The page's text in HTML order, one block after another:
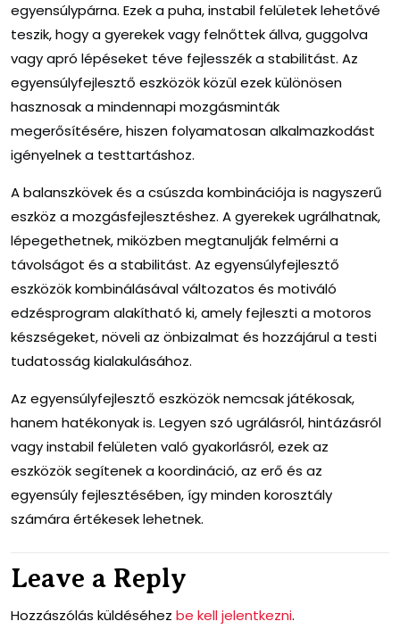
egyensúlypárna. Ezek a puha, instabil felületek lehetővé
teszik, hogy a gyerekek vagy felnőttek állva, guggolva
vagy apró lépéseket téve fejlesszék a stabilitást. Az
egyensúlyfejlesztő eszközök közül ezek különösen
hasznosak a mindennapi mozgásminták
megerősítésére, hiszen folyamatosan alkalmazkodást
igényelnek a testtartáshoz.
A balanszkövek és a csúszda kombinációja is nagyszerű
eszköz a mozgásfejlesztéshez. A gyerekek ugrálhatnak,
lépegethetnek, miközben megtanulják felmérni a
távolságot és a stabilitást. Az egyensúlyfejlesztő
eszközök kombinálásával változatos és motiváló
edzésprogram alakítható ki, amely fejleszti a motoros
készségeket, növeli az önbizalmat és hozzájárul a testi
tudatosság kialakulásához.
Az egyensúlyfejlesztő eszközök nemcsak játékosak,
hanem hatékonyak is. Legyen szó ugrálásról, hintázásról
vagy instabil felületen való gyakorlásról, ezek az
eszközök segítenek a koordináció, az erő és az
egyensúly fejlesztésében, így minden korosztály
számára értékesek lehetnek.
Leave a Reply
Hozzászólás küldéséhez be kell jelentkezni.